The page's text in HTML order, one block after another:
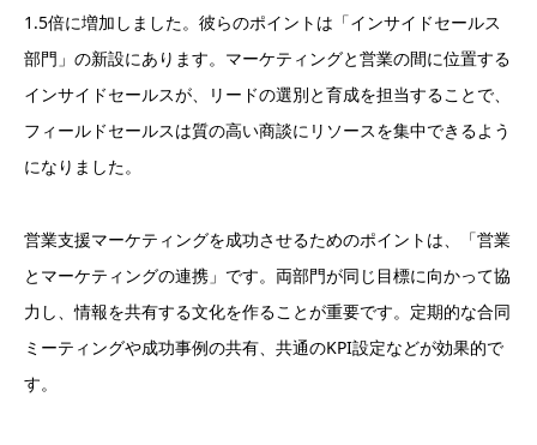
1.5倍に増加しました。彼らのポイントは「インサイドセールス
部門」の新設にあります。マーケティングと営業の間に位置する
インサイドセールスが、リードの選別と育成を担当することで、
フィールドセールスは質の高い商談にリソースを集中できるよう
になりました。
営業支援マーケティングを成功させるためのポイントは、「営業
とマーケティングの連携」です。両部門が同じ目標に向かって協
力し、情報を共有する文化を作ることが重要です。定期的な合同
ミーティングや成功事例の共有、共通のKPI設定などが効果的で
す。